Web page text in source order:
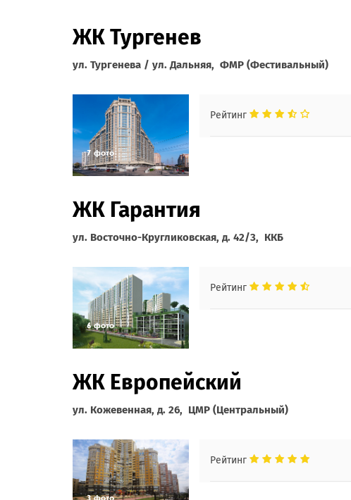
ЖК Тургенев
ул. Тургенева / ул. Дальняя, ФМР (Фестивальный)
Рейтинг
ЖК Гарантия
ул. Восточно-Кругликовская, д. 42/3, ККБ
Рейтинг
ЖК Европейский
ул. Кожевенная, д. 26, ЦМР (Центральный)
Рейтинг